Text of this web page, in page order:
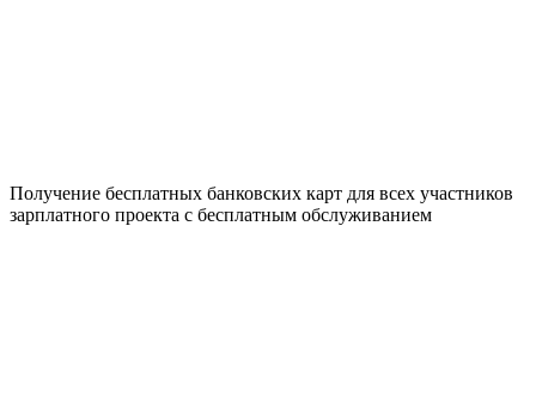
Получение бесплатных банковских карт для всех участников
зарплатного проекта с бесплатным обслуживанием